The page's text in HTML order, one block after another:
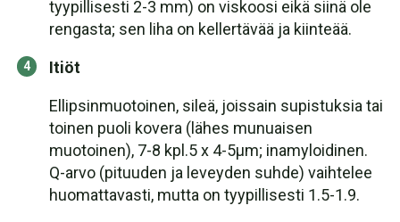
tyypillisesti 2-3 mm) on viskoosi eikä siinä ole
rengasta; sen liha on kellertävää ja kiinteää.
Itiöt
Ellipsinmuotoinen, sileä, joissain supistuksia tai
toinen puoli kovera (lähes munuaisen
muotoinen), 7-8 kpl.5 x 4-5μm; inamyloidinen.
Q-arvo (pituuden ja leveyden suhde) vaihtelee
huomattavasti, mutta on tyypillisesti 1.5-1.9.